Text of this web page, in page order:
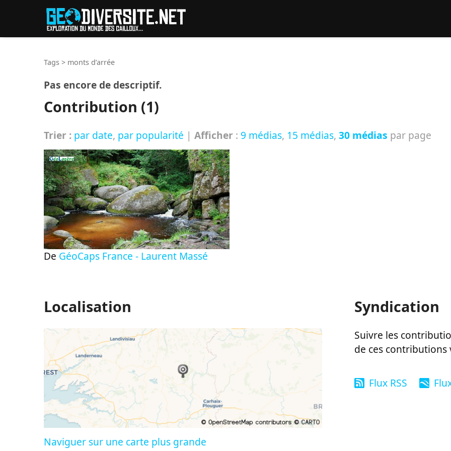
Tags > monts d’arrée
Pas encore de descriptif.
Contribution (1)
Trier : par date, par popularité | Afficher : 9 médias, 15 médias, 30 médias par page
De GéoCaps France - Laurent Massé
Localisation
Naviguer sur une carte plus grande
Syndication
Suivre les
de ces
Flux RSS